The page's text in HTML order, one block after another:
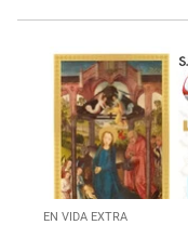
EN VIDA EXTRA